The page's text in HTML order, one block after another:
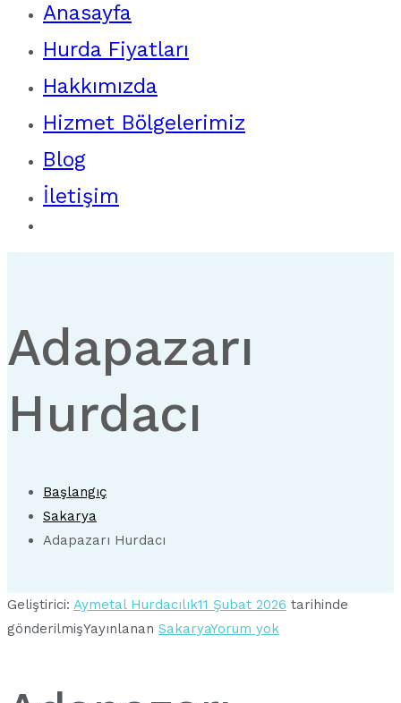
Anasayfa
Hurda Fiyatları
Hakkımızda
Hizmet Bölgelerimiz
Blog
İletişim
Adapazarı
Hurdacı
Başlangıç
Sakarya
Adapazarı Hurdacı
Geliştirici: Aymetal Hurdacılık11 Şubat 2026 tarihinde
gönderilmişYayınlanan SakaryaYorum yok